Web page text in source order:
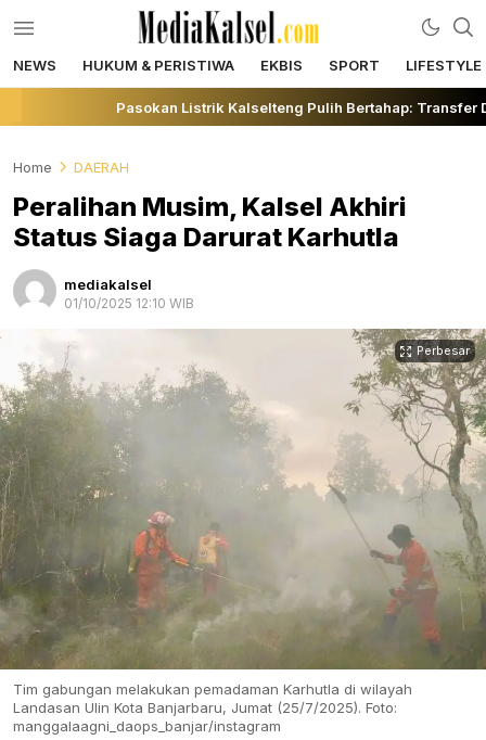
mediakalsel.com
Berita Update Banua
NEWS HUKUM & PERISTIWA EKBIS SPORT LIFESTYLE
Pasokan Listrik Kalselteng Pulih Bertahap: Transfer
Home DAERAH
Peralihan Musim, Kalsel Akhiri
Status Siaga Darurat Karhutla
mediakalsel
01/10/2025 12:10 WIB
Perbesar
Tim gabungan melakukan pemadaman Karhutla di wilayah
Landasan Ulin Kota Banjarbaru, Jumat (25/7/2025). Foto:
manggalaagni_daops_banjar/instagram